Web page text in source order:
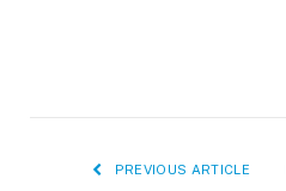
PREVIOUS ARTICLE